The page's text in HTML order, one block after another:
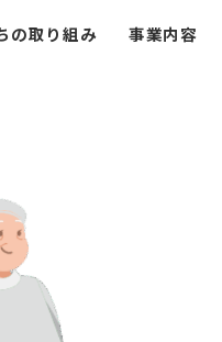
の取り組み 事業内容